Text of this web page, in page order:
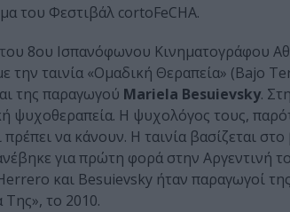
του Φεστιβάλ cortoFeCHA.
του 8ου Ισπανόφωνου Κινηματογράφου
την ταινία «Ομαδική Θεραπεία» (Bajo
της παραγωγού Mariela Besuievsky.
ψυχοθεραπεία. Η ψυχολόγος τους,
πρέπει να κάνουν. Η ταινία βασίζεται
για πρώτη φορά στην Αργεντινή
και Besuievsky ήταν παραγωγοί
το 2010.